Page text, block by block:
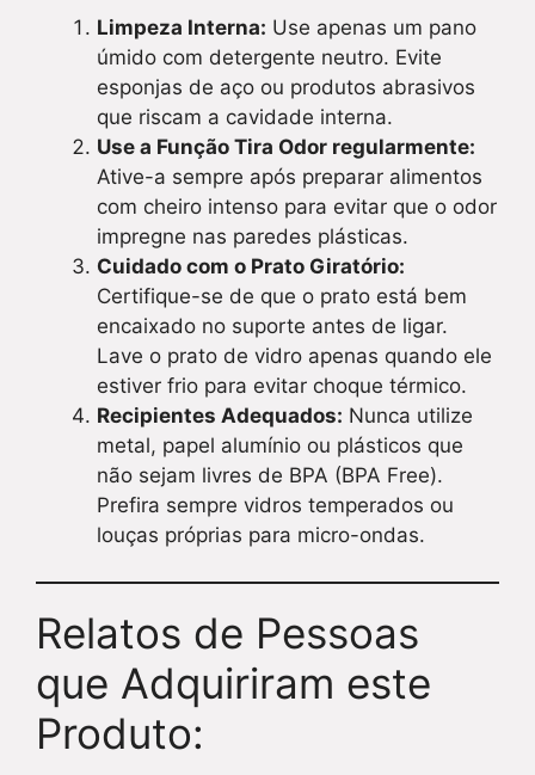
Limpeza Interna: Use apenas um pano
úmido com detergente neutro. Evite
esponjas de aço ou produtos abrasivos
que riscam a cavidade interna.
Use a Função Tira Odor regularmente:
Ative-a sempre após preparar alimentos
com cheiro intenso para evitar que o odor
impregne nas paredes plásticas.
Cuidado com o Prato Giratório:
Certifique-se de que o prato está bem
encaixado no suporte antes de ligar.
Lave o prato de vidro apenas quando ele
estiver frio para evitar choque térmico.
Recipientes Adequados: Nunca utilize
metal, papel alumínio ou plásticos que
não sejam livres de BPA (BPA Free).
Prefira sempre vidros temperados ou
louças próprias para micro-ondas.
Relatos de Pessoas
que Adquiriram este
Produto: